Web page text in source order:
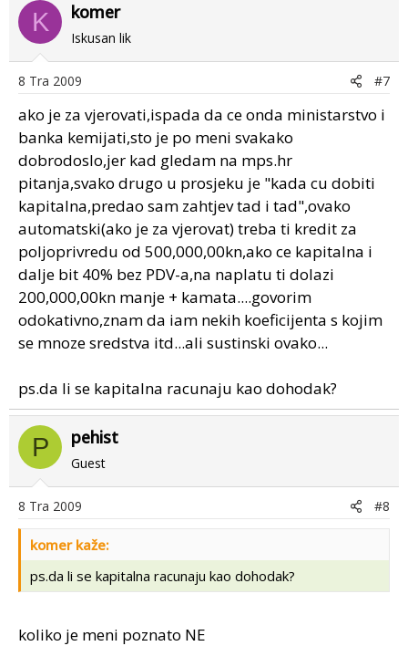
K komer
Iskusan lik
8 Tra 2009 #7
ako je za vjerovati,ispada da ce onda ministarstvo i
banka kemijati,sto je po meni svakako
dobrodoslo,jer kad gledam na mps.hr
pitanja,svako drugo u prosjeku je "kada cu dobiti
kapitalna,predao sam zahtjev tad i tad",ovako
automatski(ako je za vjerovat) treba ti kredit za
poljoprivredu od 500,000,00kn,ako ce kapitalna i
dalje bit 40% bez PDV-a,na naplatu ti dolazi
200,000,00kn manje + kamata....govorim
odokativno,znam da iam nekih koeficijenta s kojim
se mnoze sredstva itd...ali sustinski ovako...
ps.da li se kapitalna racunaju kao dohodak?
P pehist
Guest
8 Tra 2009 #8
komer kaže:
ps.da li se kapitalna racunaju kao dohodak?
koliko je meni poznato NE